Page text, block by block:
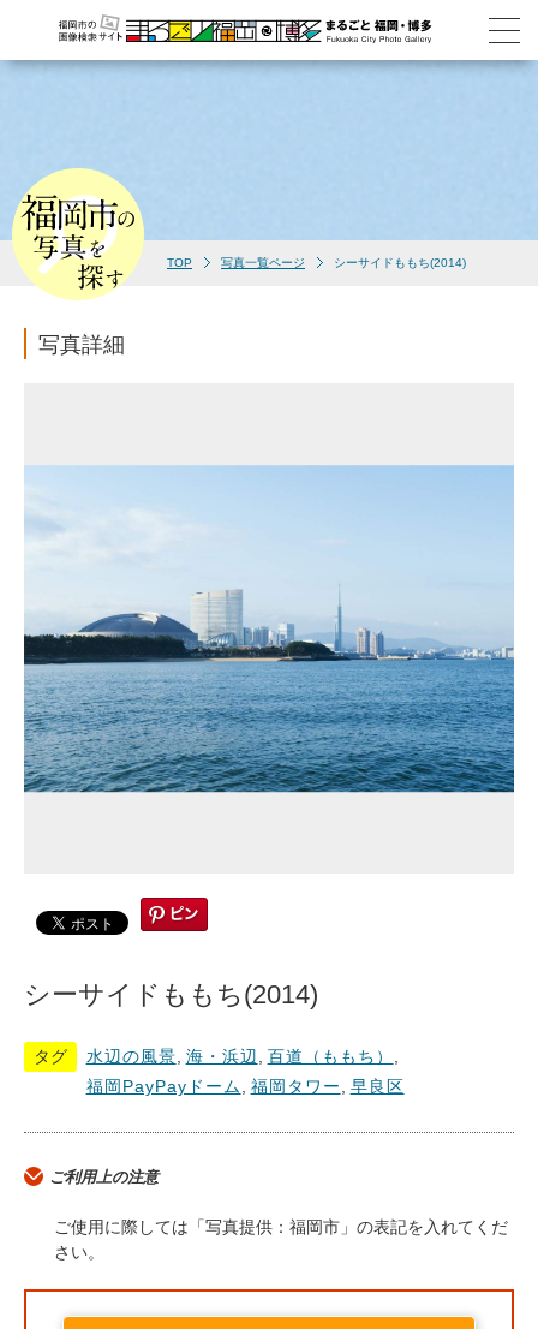
TOP 写真一覧ページ シーサイドももち(2014)
写真詳細
シーサイドももち(2014)
タグ 水辺の風景 海・浜辺 百道（ももち）
福岡PayPayドーム
福岡タワー 早良区
ご利用上の注意
ご使用に際しては「写真提供：福岡市」の表記を入れてくだ
さい。